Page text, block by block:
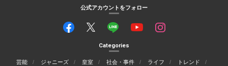
公式アカウントをフォロー
Categories
芸能 ジャニーズ 皇室 社会・事件 ライフ
トレンド